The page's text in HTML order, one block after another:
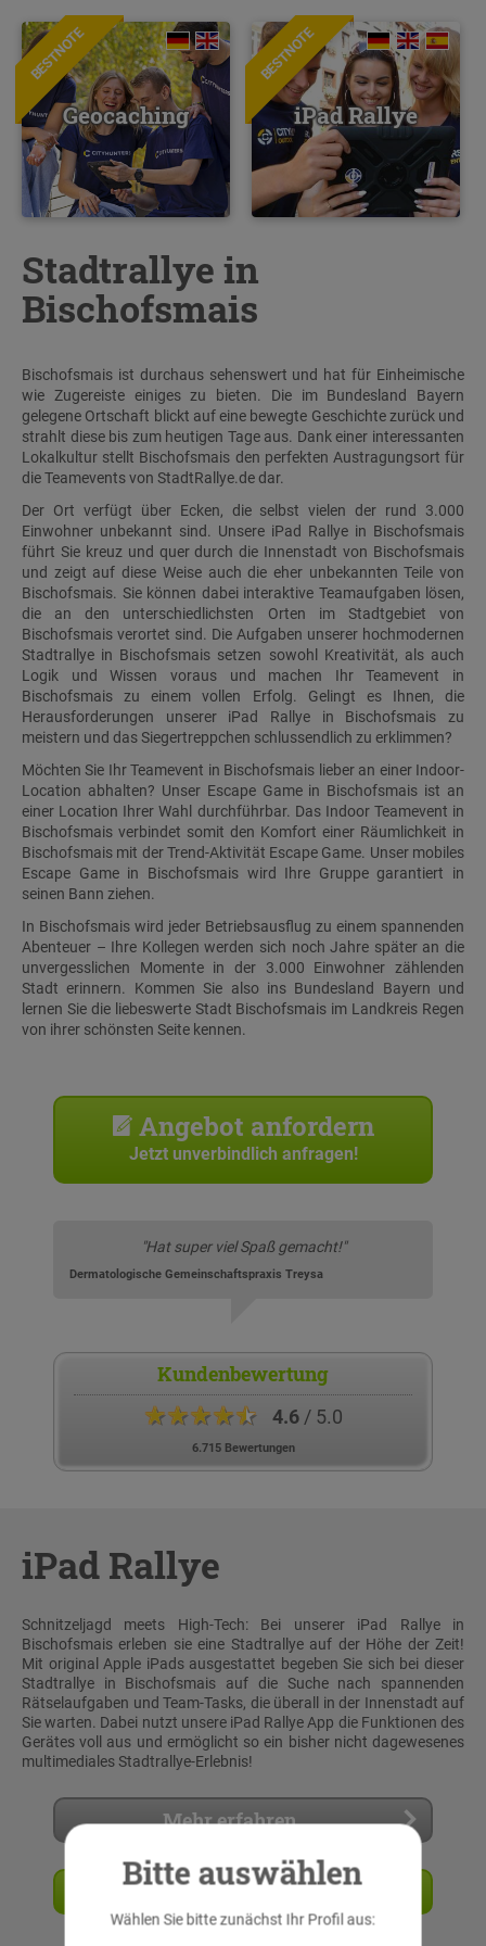
BESTNOTE
Geocaching
BESTNOTE
iPad Rallye
Stadtrallye in
Bischofsmais
Bischofsmais ist durchaus sehenswert und hat für Einheimische
wie Zugereiste einiges zu bieten. Die im Bundesland Bayern
gelegene Ortschaft blickt auf eine bewegte Geschichte zurück und
strahlt diese bis zum heutigen Tage aus. Dank einer interessanten
Lokalkultur stellt Bischofsmais den perfekten Austragungsort für
die Teamevents von StadtRallye.de dar.
Der Ort verfügt über Ecken, die selbst vielen der rund 3.000
Einwohner unbekannt sind. Unsere iPad Rallye in Bischofsmais
führt Sie kreuz und quer durch die Innenstadt von Bischofsmais
und zeigt auf diese Weise auch die eher unbekannten Teile von
Bischofsmais. Sie können dabei interaktive Teamaufgaben lösen,
die an den unterschiedlichsten Orten im Stadtgebiet von
Bischofsmais verortet sind. Die Aufgaben unserer hochmodernen
Stadtrallye in Bischofsmais setzen sowohl Kreativität, als auch
Logik und Wissen voraus und machen Ihr Teamevent in
Bischofsmais zu einem vollen Erfolg. Gelingt es Ihnen, die
Herausforderungen unserer iPad Rallye in Bischofsmais zu
meistern und das Siegertreppchen schlussendlich zu erklimmen?
Möchten Sie Ihr Teamevent in Bischofsmais lieber an einer Indoor-
Location abhalten? Unser Escape Game in Bischofsmais ist an
einer Location Ihrer Wahl durchführbar. Das Indoor Teamevent in
Bischofsmais verbindet somit den Komfort einer Räumlichkeit in
Bischofsmais mit der Trend-Aktivität Escape Game. Unser mobiles
Escape Game in Bischofsmais wird Ihre Gruppe garantiert in
seinen Bann ziehen.
In Bischofsmais wird jeder Betriebsausflug zu einem spannenden
Abenteuer – Ihre Kollegen werden sich noch Jahre später an die
unvergesslichen Momente in der 3.000 Einwohner zählenden
Stadt erinnern. Kommen Sie also ins Bundesland Bayern und
lernen Sie die liebeswerte Stadt Bischofsmais im Landkreis Regen
von ihrer schönsten Seite kennen.
Angebot anfordern
Jetzt unverbindlich anfragen!
"Hat super viel Spaß gemacht!"
Dermatologische Gemeinschaftspraxis Treysa
Kundenbewertung
★★★★★ 4.6/ 5.0
6.715 Bewertungen
iPad Rallye
Schnitzeljagd meets High-Tech: Bei unserer iPad Rallye in
Bischofsmais erleben sie eine Stadtrallye auf der Höhe der Zeit!
Mit original Apple iPads ausgestattet begeben Sie sich bei dieser
Stadtrallye in Bischofsmais auf die Suche nach spannenden
Rätselaufgaben und Team-Tasks, die überall in der Innenstadt auf
Sie warten. Dabei nutzt unsere iPad Rallye App die Funktionen des
Gerätes voll aus und ermöglicht so ein bisher nicht dagewesenes
multimediales Stadtrallye-Erlebnis!
Mehr erfahren
Angebot anfordern
Bitte auswählen
Wählen Sie bitte zunächst Ihr Profil aus: